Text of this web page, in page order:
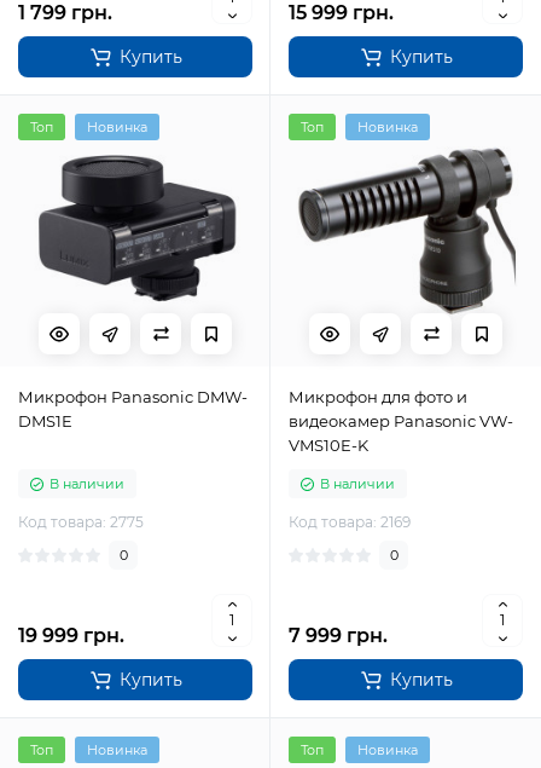
1 799 грн.
Купить
15 999 грн.
Купить
Топ Новинка
Микрофон Panasonic DMW-
DMS1E
В наличии
Код товара: 2775
0
19 999 грн.
Купить
Топ Новинка
Микрофон для фото и
видеокамер Panasonic VW-
VMS10E-K
В наличии
Код товара: 2169
0
7 999 грн.
Купить
Топ Новинка Топ Новинка